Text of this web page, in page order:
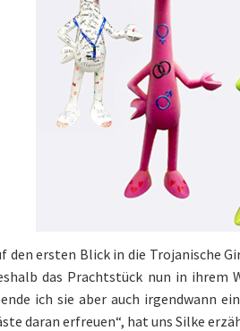
den ersten Blick in die Trojanische
das Prachtstück nun in ihrem
ich sie aber auch irgendwann
daran erfreuen“, hat uns Silke